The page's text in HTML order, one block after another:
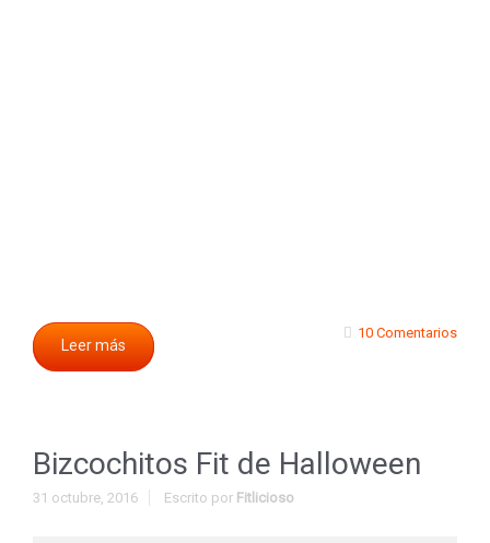
Leer más
10 Comentarios
Bizcochitos Fit de Halloween
31 octubre, 2016 Escrito por Fitlicioso